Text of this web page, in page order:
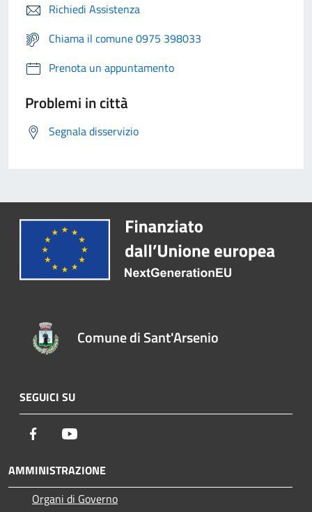
Richiedi Assistenza
Chiama il comune 0975 398033
Prenota un appuntamento
Problemi in città
Segnala disservizio
Comune di Sant'Arsenio
SEGUICI SU
Facebook
AMMINISTRAZIONE
Organi di Governo